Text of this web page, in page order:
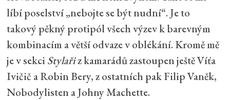
líbí poselství „nebojte se být nudní“. Je to
takový pěkný protipól všech výzev k barevným
kombinacím a větší odvaze v oblékání. Kromě mě
je v sekciStylařiz kamarádů zastoupen ještě Víťa
Ivičič a Robin Bery, z ostatních pak Filip Vaněk,
Nobodylisten a Johny Machette.